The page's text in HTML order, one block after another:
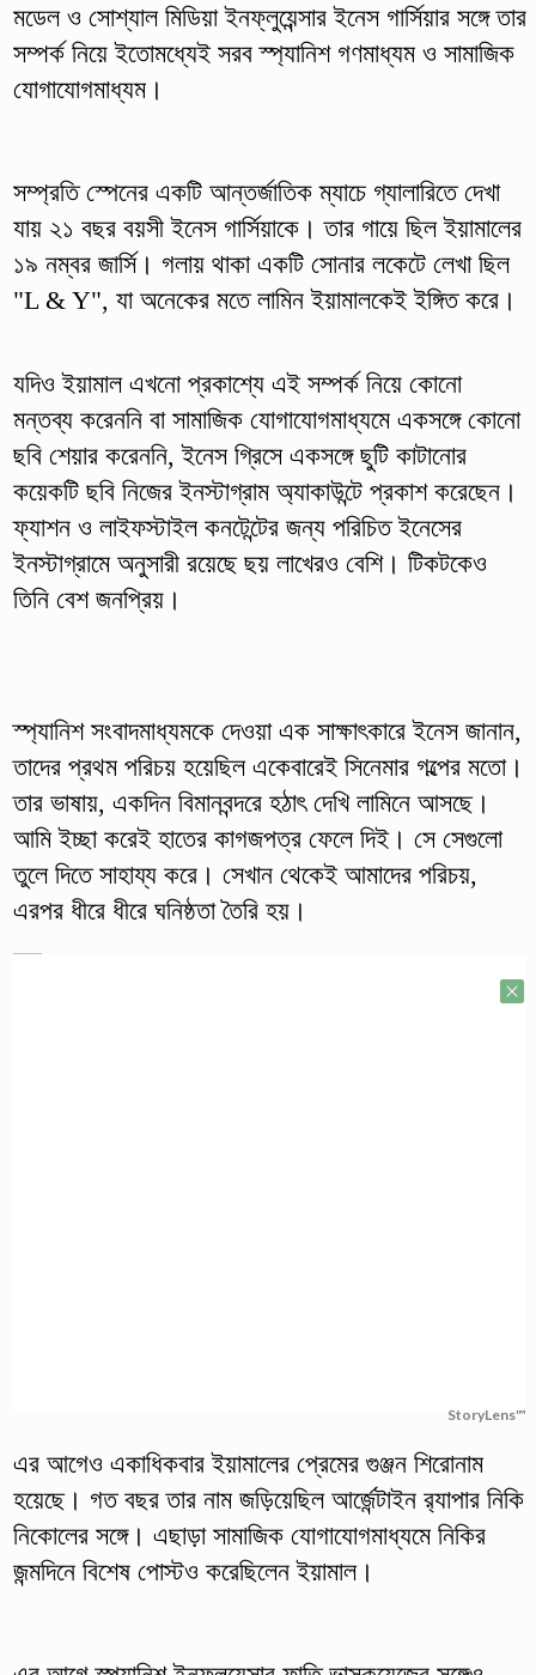
মডেল ও সোশ্যাল মিডিয়া ইনফ্লুয়েন্সার ইনেস গার্সিয়ার সঙ্গে তার
সম্পর্ক নিয়ে ইতোমধ্যেই সরব স্প্যানিশ গণমাধ্যম ও সামাজিক
যোগাযোগমাধ্যম।
সম্প্রতি স্পেনের একটি আন্তর্জাতিক ম্যাচে গ্যালারিতে দেখা
যায় ২১ বছর বয়সী ইনেস গার্সিয়াকে। তার গায়ে ছিল ইয়ামালের
১৯ নম্বর জার্সি। গলায় থাকা একটি সোনার লকেটে লেখা ছিল
"L & Y", যা অনেকের মতে লামিন ইয়ামালকেই ইঙ্গিত করে।
যদিও ইয়ামাল এখনো প্রকাশ্যে এই সম্পর্ক নিয়ে কোনো
মন্তব্য করেননি বা সামাজিক যোগাযোগমাধ্যমে একসঙ্গে কোনো
ছবি শেয়ার করেননি, ইনেস গ্রিসে একসঙ্গে ছুটি কাটানোর
কয়েকটি ছবি নিজের ইনস্টাগ্রাম অ্যাকাউন্টে প্রকাশ করেছেন।
ফ্যাশন ও লাইফস্টাইল কনটেন্টের জন্য পরিচিত ইনেসের
ইনস্টাগ্রামে অনুসারী রয়েছে ছয় লাখেরও বেশি। টিকটকেও
তিনি বেশ জনপ্রিয়।
স্প্যানিশ সংবাদমাধ্যমকে দেওয়া এক সাক্ষাৎকারে ইনেস জানান,
তাদের প্রথম পরিচয় হয়েছিল একেবারেই সিনেমার গল্পের মতো।
তার ভাষায়, একদিন বিমানবন্দরে হঠাৎ দেখি লামিনে আসছে।
আমি ইচ্ছা করেই হাতের কাগজপত্র ফেলে দিই। সে সেগুলো
তুলে দিতে সাহায্য করে। সেখান থেকেই আমাদের পরিচয়,
এরপর ধীরে ধীরে ঘনিষ্ঠতা তৈরি হয়।
StoryLens™
এর আগেও একাধিকবার ইয়ামালের প্রেমের গুঞ্জন শিরোনাম
হয়েছে। গত বছর তার নাম জড়িয়েছিল আর্জেন্টাইন র‌্যাপার নিকি
নিকোলের সঙ্গে। এছাড়া সামাজিক যোগাযোগমাধ্যমে নিকির
জন্মদিনে বিশেষ পোস্টও করেছিলেন ইয়ামাল।